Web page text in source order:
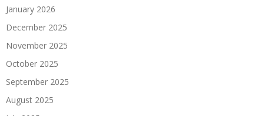
January 2026
December 2025
November 2025
October 2025
September 2025
August 2025